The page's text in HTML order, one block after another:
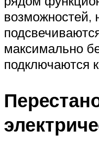
возможностей,
максимально
подключаются